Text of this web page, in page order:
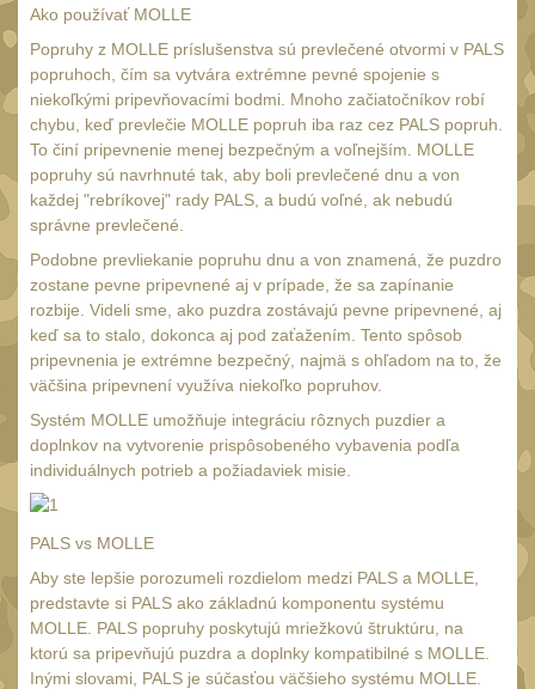
Accushot Precision
Hunter 6
BugBuster
Kolimátory 16
Schmidt&Bender 3
Delta Optical
Sightmark 19
Vector Optics
ČIŠTĚNÍ A ÚDRŽBA (66)
Čištění39
AR15
AK47
.2210
.223 (5.56mm) 9
.243 .260 (6.5mm)7
.270 .280 (7mm)
Ako používať MOLLE
Popruhy z MOLLE príslušenstva sú prevlečené otvormi v PALS
popruhoch, čím sa vytvára extrémne pevné spojenie s
niekoľkými pripevňovacími bodmi. Mnoho začiatočníkov robí
chybu, keď prevlečie MOLLE popruh iba raz cez PALS popruh.
To činí pripevnenie menej bezpečným a voľnejším. MOLLE
popruhy sú navrhnuté tak, aby boli prevlečené dnu a von
každej "rebríkovej" rady PALS, a budú voľné, ak nebudú
správne prevlečené.
Podobne prevliekanie popruhu dnu a von znamená, že puzdro
zostane pevne pripevnené aj v prípade, že sa zapínanie
rozbije. Videli sme, ako puzdra zostávajú pevne pripevnené, aj
keď sa to stalo, dokonca aj pod zaťažením. Tento spôsob
pripevnenia je extrémne bezpečný, najmä s ohľadom na to, že
väčšina pripevnení využíva niekoľko popruhov.
Systém MOLLE umožňuje integráciu rôznych puzdier a
doplnkov na vytvorenie prispôsobeného vybavenia podľa
individuálnych potrieb a požiadaviek misie.
PALS vs MOLLE
Aby ste lepšie porozumeli rozdielom medzi PALS a MOLLE,
predstavte si PALS ako základnú komponentu systému
MOLLE. PALS popruhy poskytujú mriežkovú štruktúru, na
ktorú sa pripevňujú puzdra a doplnky kompatibilné s MOLLE.
Inými slovami, PALS je súčasťou väčšieho systému MOLLE.